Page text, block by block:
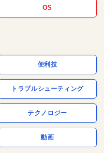
OS
便利技
トラブルシューティング
テクノロジー
動画